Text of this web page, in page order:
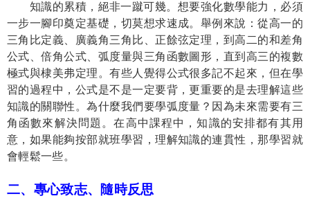
知識的累積，絕非一蹴可幾。想要強化數學能力，必須
一步一腳印奠定基礎，切莫想求速成。舉例來說：從高一的
三角比定義、廣義角三角比、正餘弦定理，到高二的和差角
公式、倍角公式、弧度量與三角函數圖形，直到高三的複數
極式與棣美弗定理。有些人覺得公式很多記不起來，但在學
習的過程中，公式是不是一定要背，更重要的是去理解這些
知識的關聯性。為什麼我們要學弧度量？因為未來需要有三
角函數來解決問題。在高中課程中，知識的安排都有其用
意，如果能夠按部就班學習，理解知識的連貫性，那學習就
會輕鬆一些。
二、專心致志、隨時反思